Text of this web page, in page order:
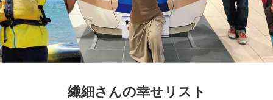
繊細さんの幸せリスト